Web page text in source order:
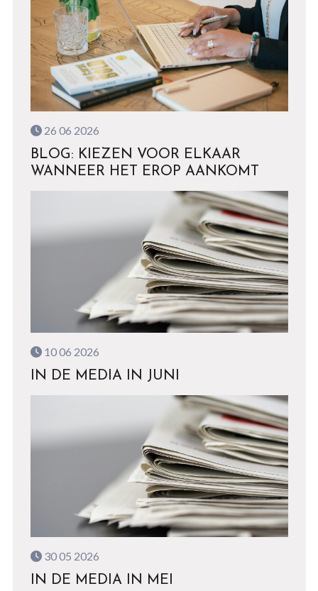
26 06 2026
BLOG: KIEZEN VOOR ELKAAR
WANNEER HET EROP AANKOMT
10 06 2026
IN DE MEDIA IN JUNI
30 05 2026
IN DE MEDIA IN MEI